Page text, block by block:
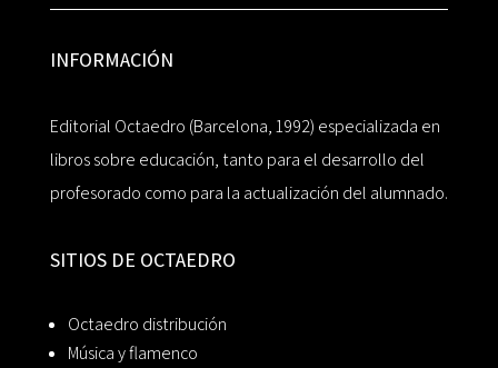
INFORMACIÓN
Editorial Octaedro (Barcelona, 1992) especializada en
libros sobre educación, tanto para el desarrollo del
profesorado como para la actualización del alumnado.
SITIOS DE OCTAEDRO
Octaedro distribución
Música y flamenco